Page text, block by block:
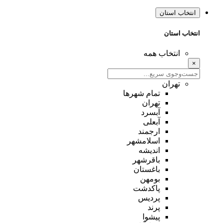
انتخاب استان
انتخاب استان
انتخاب همه
×
تهران
تمام شهر‌ها
تهران
آبسرد
آبعلی
ارجمند
اسلامشهر
اندیشه
باقرشهر
باغستان
بومهن
پاکدشت
پردیس
پرند
پیشوا